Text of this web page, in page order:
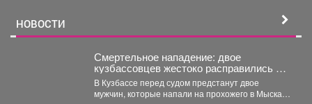
НОВОСТИ
Смертельное нападение: двое
кузбассовцев жестоко расправились с
прохожим
В Кузбассе перед судом предстанут двое
мужчин, которые напали на прохожего в Мысках